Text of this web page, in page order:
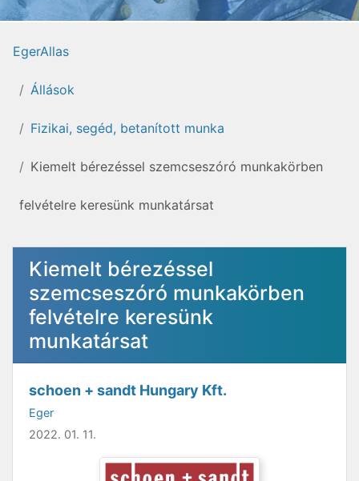
EgerAllas
Állások
Fizikai, segéd, betanított munka
Kiemelt bérezéssel szemcseszóró munkakörben
felvételre keresünk munkatársat
Kiemelt bérezéssel
szemcseszóró munkakörben
felvételre keresünk
munkatársat
schoen + sandt Hungary Kft.
Eger
2022. 01. 11.